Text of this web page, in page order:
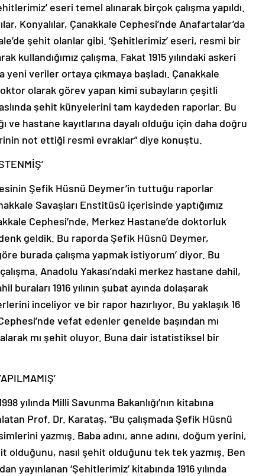
eseri temel alınarak birçok çalışma yapıldı.
Konyalılar, Çanakkale Cephesi’nde Anafartalar’da
şehit olanlar gibi. ‘Şehitlerimiz’ eseri, resmi bir
çalışma. Fakat 1915 yılındaki askeri
yeni veriler ortaya çıkmaya başladı. Çanakkale
olarak görev yapan kimi subayların çeşitli
aslında şehit künyelerini tam kaydeden raporlar. Bu
ve hastane kayıtlarına dayalı olduğu için daha doğru
not ettiği resmi evraklar” diye konuştu.
Şefik Hüsnü Deymer’in tuttuğu raporlar
Savaşları Enstitüsü içerisinde yaptığımız
Cephesi’nde, Merkez Hastane’de doktorluk
geldik. Bu raporda Şefik Hüsnü Deymer,
burada çalışma yapmak istiyorum’ diyor. Bu
Anadolu Yakası’ndaki merkez hastane dahil,
1916 yılının şubat ayında dolaşarak
inceliyor ve bir rapor hazırlıyor. Bu yaklaşık 16
vefat edenler genelde başından mı
mı şehit oluyor. Buna dair istatistiksel bir
yılında Milli Savunma Bakanlığı’nın kitabına
Prof. Dr. Karataş, “Bu çalışmada Şefik Hüsnü
yazmış. Baba adını, anne adını, doğum yerini,
nasıl şehit olduğunu tek tek yazmış. Ben
yayınlanan ‘Şehitlerimiz’ kitabında 1916 yılında